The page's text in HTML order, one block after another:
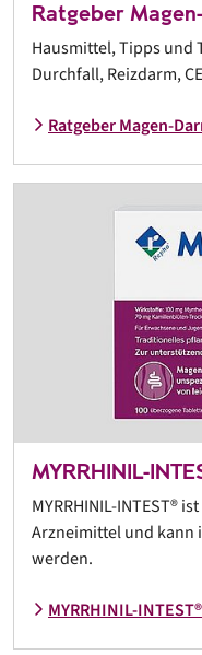
Ratgeber
Hausmittel, Tipps und
Durchfall, Reizdarm,
Ratgeber Magen-
MYRRHINIL-
MYRRHINIL-INTEST®
Arzneimittel und kann
werden.
MYRRHINIL-